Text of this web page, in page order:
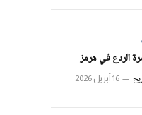
الردع في هرمز
16 أبريل 2026